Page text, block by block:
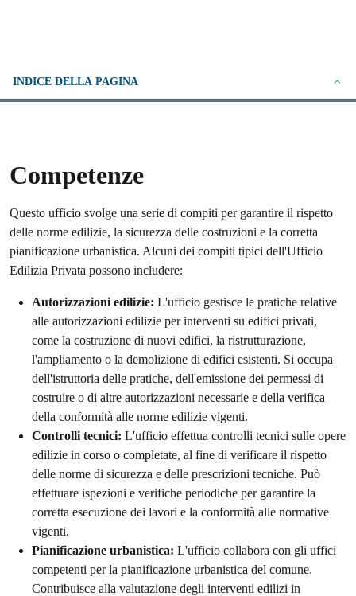
INDICE DELLA PAGINA
Competenze
Questo ufficio svolge una serie di compiti per garantire il rispetto
delle norme edilizie, la sicurezza delle costruzioni e la corretta
pianificazione urbanistica. Alcuni dei compiti tipici dell'Ufficio
Edilizia Privata possono includere:
Autorizzazioni edilizie: L'ufficio gestisce le pratiche relative
alle autorizzazioni edilizie per interventi su edifici privati,
come la costruzione di nuovi edifici, la ristrutturazione,
l'ampliamento o la demolizione di edifici esistenti. Si occupa
dell'istruttoria delle pratiche, dell'emissione dei permessi di
costruire o di altre autorizzazioni necessarie e della verifica
della conformità alle norme edilizie vigenti.
Controlli tecnici: L'ufficio effettua controlli tecnici sulle opere
edilizie in corso o completate, al fine di verificare il rispetto
delle norme di sicurezza e delle prescrizioni tecniche. Può
effettuare ispezioni e verifiche periodiche per garantire la
corretta esecuzione dei lavori e la conformità alle normative
vigenti.
Pianificazione urbanistica: L'ufficio collabora con gli uffici
competenti per la pianificazione urbanistica del comune.
Contribuisce alla valutazione degli interventi edilizi in